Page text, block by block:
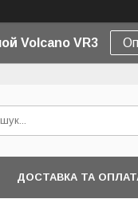
Volcano VR3
ДОСТАВКА ТА